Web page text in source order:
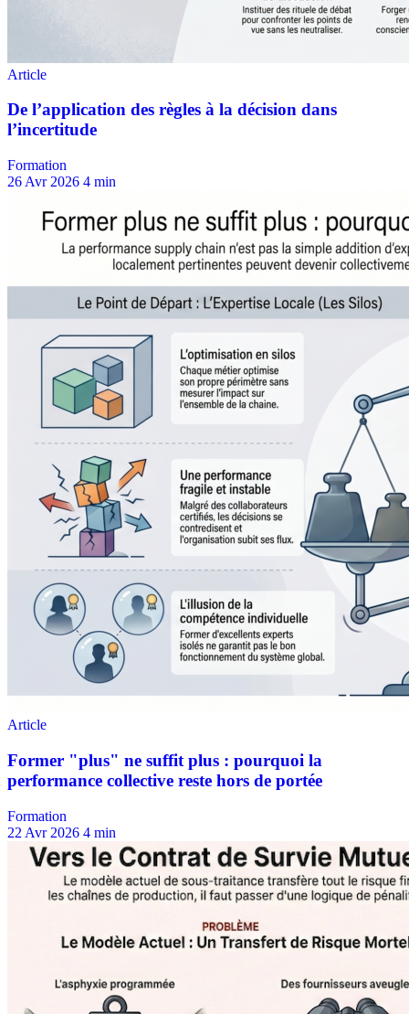
Formation
26 Avr 2026 4 min
Formation
22 Avr 2026 4 min